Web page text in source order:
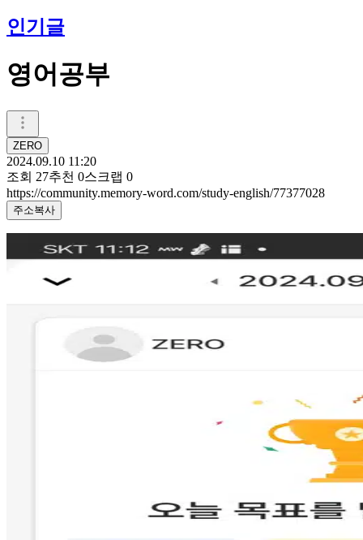
인기글
영어공부
ZERO
2024.09.10 11:20
조회 27추천 0스크랩 0
https://community.memory-word.com/study-english/77377028
주소복사